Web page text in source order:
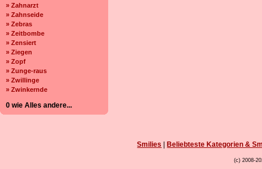
» Zahnarzt
» Zahnseide
» Zebras
» Zeitbombe
» Zensiert
» Ziegen
» Zopf
» Zunge-raus
» Zwillinge
» Zwinkernde
0 wie Alles andere...
Smilies Beliebteste Kategorien &
(c) 2008-